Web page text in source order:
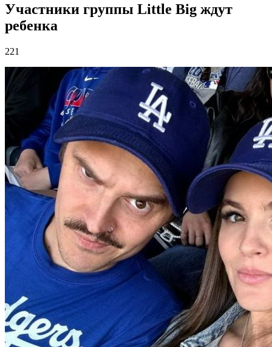
Участники группы Little Big ждут
ребенка
221